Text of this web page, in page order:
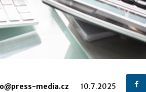
media.cz 10.7.2025